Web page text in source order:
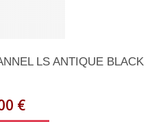
LS ANTIQUE BLACK
€